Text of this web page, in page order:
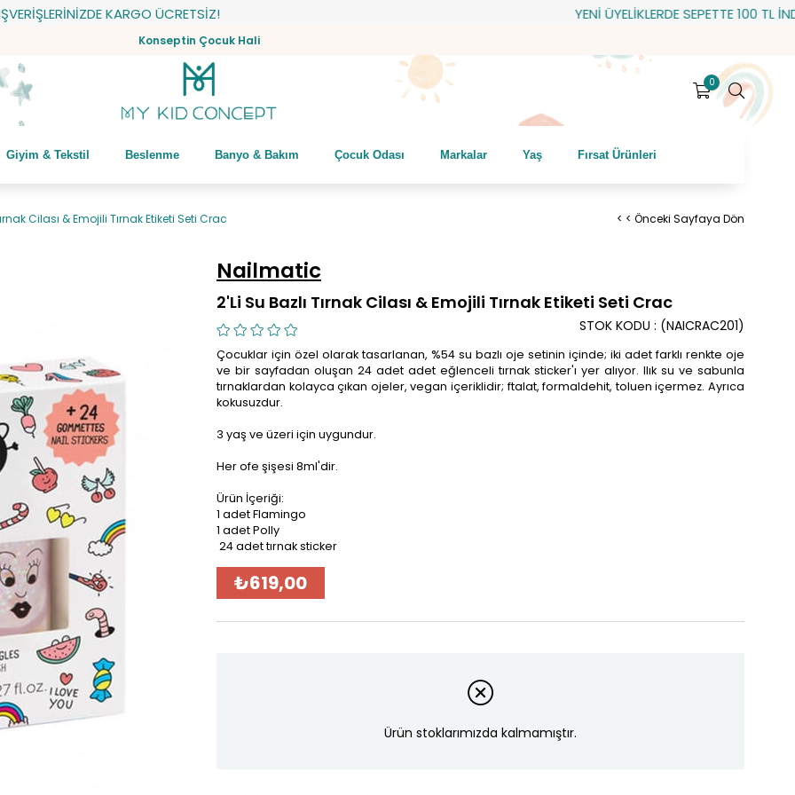
KARGO ÜCRETSİZ! YENİ ÜYELİKLERDE SEPETTE 100 TL
Konseptin Çocuk Hali
0
Giyim & Tekstil Beslenme Banyo & Bakım Çocuk Odası Markalar Yaş Fırsat Ürünleri
Cilası & Emojili Tırnak Etiketi Seti Crac < < Önceki Sayfaya Dön
Nailmatic
2'Li Su Bazlı Tırnak Cilası & Emojili Tırnak Etiketi Seti Crac
(NAICRAC201)
STOK KODU
Çocuklar için özel olarak tasarlanan, %54 su bazlı oje setinin içinde; iki adet farklı renkte oje
ve bir sayfadan oluşan 24 adet adet eğlenceli tırnak sticker'ı yer alıyor. Ilık su ve sabunla
tırnaklardan kolayca çıkan ojeler, vegan içeriklidir; ftalat, formaldehit, toluen içermez. Ayrıca
kokusuzdur.
3 yaş ve üzeri için uygundur.
Her ofe şişesi 8ml'dir.
Ürün İçeriği:
1 adet Flamingo
1 adet Polly
24 adet tırnak sticker
₺619,00
Ürün stoklarımızda kalmamıştır.